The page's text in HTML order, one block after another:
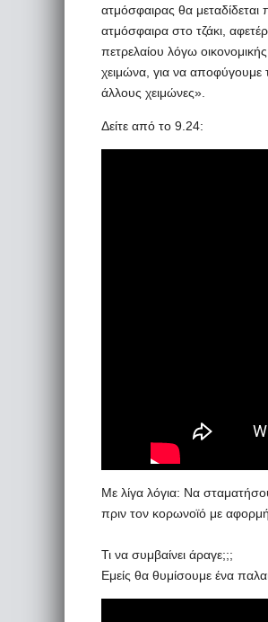
ατμόσφαιρας θα μεταδίδεται
ατμόσφαιρα στο τζάκι,
πετρελαίου λόγω
χειμώνα, για να αποφύγουμε
άλλους χειμώνες».
Δείτε από το 9.24:
Με λίγα λόγια: Να
πριν τον κορωνοϊό με
Τι να συμβαίνει άραγε;;;
Εμείς θα θυμίσουμε ένα